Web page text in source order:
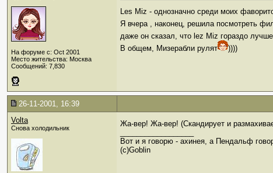
На форуме с: Oct 2001
Место жительства: Москва
Сообщений: 7,830
Les Miz - однозначно среди моих
Я вчера , наконец, решила посмотреть
даже он сказал, что lez Miz гораздо
В общем, Мизерабли рулят
))))
26-11-2001, 16:39
Volta
Снова холодильник
Жа-вер! Жа-вер! (Скандирует и
Вот и я говорю - ахинея, а Пендальф
(с)Goblin